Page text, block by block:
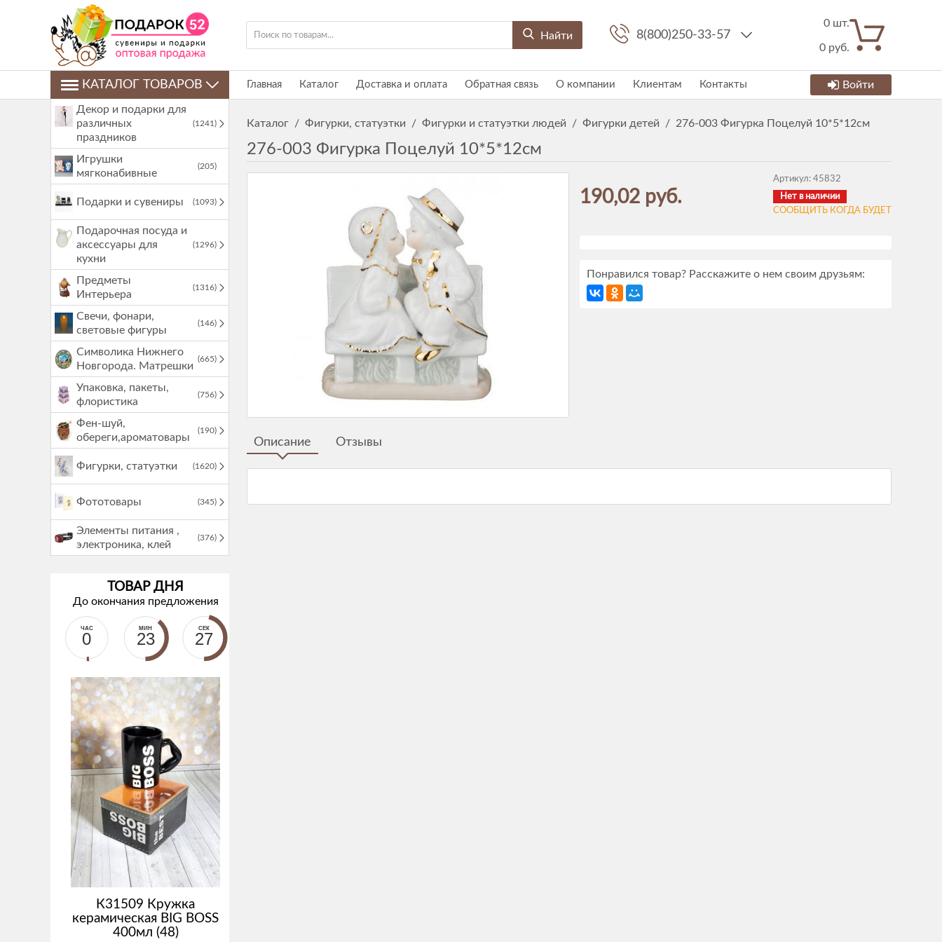
Найти 8(800)250-33-57
0 шт.
0 руб.
КАТАЛОГ ТОВАРОВ
Декор и подарки для
различных
праздников
(1241)
Игрушки
мягконабивные
(205)
Подарки и сувениры (1093)
Подарочная посуда и
аксессуары для
кухни
(1296)
Предметы
Интерьера
(1316)
Свечи, фонари,
световые фигуры
(146)
Символика Нижнего
Новгорода. Матрешки
(665)
Упаковка, пакеты,
флористика
(756)
Фен-шуй,
обереги,ароматовары
(190)
Фигурки, статуэтки (1620)
Фототовары (345)
Элементы питания ,
электроника, клей
(376)
ТОВАР ДНЯ
До окончания предложения
ЧАС
0
МИН
23
СЕК
27
К31509 Кружка
керамическая BIG BOSS
400мл (48)
Главная Каталог Доставка и оплата Обратная связь О компании Клиентам Контакты Войти
Каталог / Фигурки, статуэтки / Фигурки и статуэтки людей / Фигурки детей / 276-003 Фигурка Поцелуй 10*5*12см
276-003 Фигурка Поцелуй 10*5*12см
190,02 руб.
Артикул: 45832
Нет в наличии
СООБЩИТЬ КОГДА БУДЕТ
Понравился товар? Расскажите о нем своим друзьям:
Описание Отзывы